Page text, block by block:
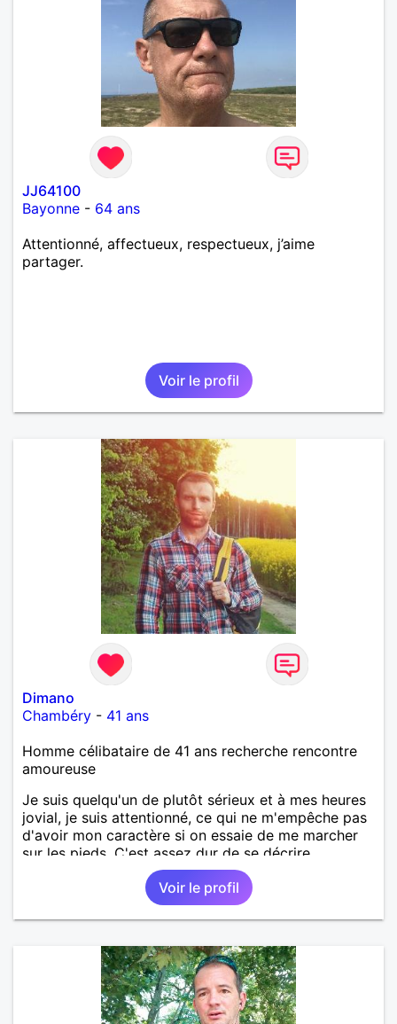
JJ64100
Bayonne - 64 ans
Attentionné, affectueux, respectueux, j’aime
partager.
Voir le profil
Dimano
Chambéry - 41 ans
Homme célibataire de 41 ans recherche rencontre
amoureuse
Je suis quelqu'un de plutôt sérieux et à mes heures
jovial, je suis attentionné, ce qui ne m'empêche pas
d'avoir mon caractère si on essaie de me marcher
sur les pieds. C'est assez dur de se décrire
objectivement, le mieux étant de venir discuter avec
moi pour apprendre à me connaître.
Voir le profil